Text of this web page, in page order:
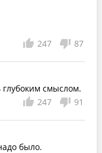
247
87
смыслом.
247
91
было.